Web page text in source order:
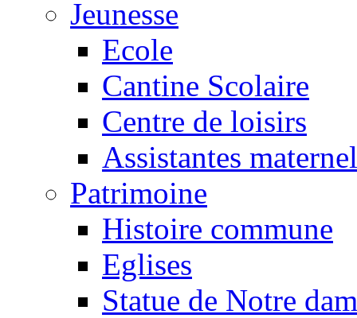
Jeunesse
Ecole
Cantine Scolaire
Centre de loisirs
Assistantes
Patrimoine
Histoire commune
Eglises
Statue de Notre